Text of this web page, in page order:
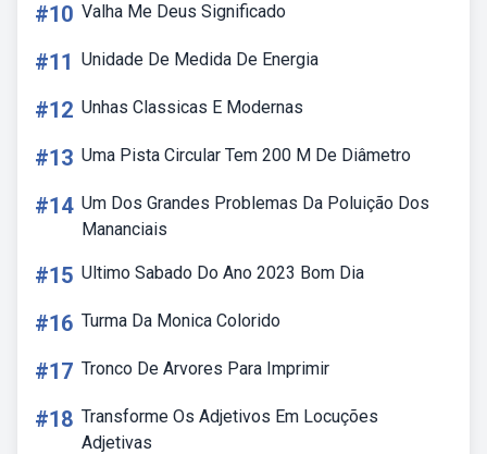
#10 Valha Me Deus Significado
#11 Unidade De Medida De Energia
#12 Unhas Classicas E Modernas
#13 Uma Pista Circular Tem 200 M De Diâmetro
#14 Um Dos Grandes Problemas Da Poluição Dos
Mananciais
#15 Ultimo Sabado Do Ano 2023 Bom Dia
#16 Turma Da Monica Colorido
#17 Tronco De Arvores Para Imprimir
#18 Transforme Os Adjetivos Em Locuções
Adjetivas